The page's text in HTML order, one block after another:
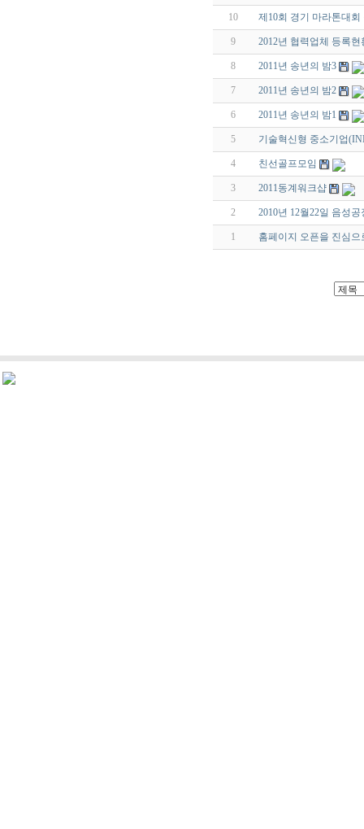
10 제10회 경기 마라톤대회
9 2012년 협력업체 등록현
8 2011년 송년의 밤3
7 2011년 송년의 밤2
6 2011년 송년의 밤1
5 기술혁신형 중소기업
4 친선골프모임
3 2011동계워크샵
2 2010년 12월22일 음성
1 홈페이지 오픈을 진심